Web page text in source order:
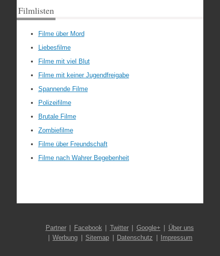
Filmlisten
Filme über Mord
Liebesfilme
Filme mit viel Blut
Filme mit keiner Jugendfreigabe
Spannende Filme
Polizeifilme
Brutale Filme
Zombiefilme
Filme über Freundschaft
Filme nach Wahrer Begebenheit
Partner Facebook Twitter Google+
Über uns
Werbung
Sitemap Datenschutz Impressum